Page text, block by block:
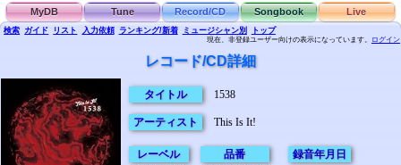
MyDB Tune Record/CD Songbook Live
検索 ガイド リスト 入力依頼 ランキング/新着 ミュージシャン別 トップ
現在、非登録ユーザー向けの表示になっています。 ログイン
レコード/CD詳細
タイトル 1538
アーティスト This Is It!
レーベル
品番
録音年月日